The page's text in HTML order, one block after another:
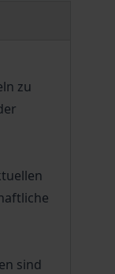
zu
sind